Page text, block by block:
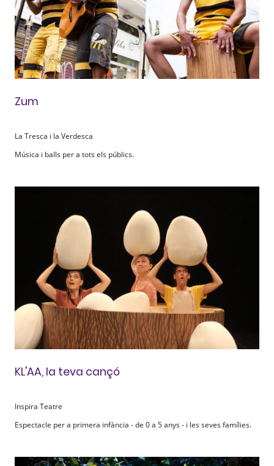
Zum
La Tresca i la Verdesca
Música i balls per a tots els públics.
KL'AA, la teva cançó
Inspira Teatre
Espectacle per a primera infància - de 0 a 5 anys - i les seves famílies.